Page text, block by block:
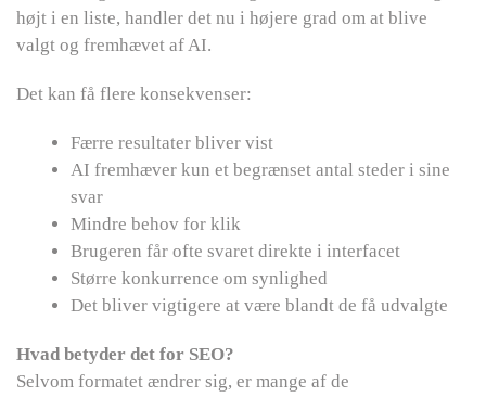
højt i en liste, handler det nu i højere grad om at blive
valgt og fremhævet af AI.
Det kan få flere konsekvenser:
Færre resultater bliver vist
AI fremhæver kun et begrænset antal steder i sine
svar
Mindre behov for klik
Brugeren får ofte svaret direkte i interfacet
Større konkurrence om synlighed
Det bliver vigtigere at være blandt de få udvalgte
Hvad betyder det for SEO?
Selvom formatet ændrer sig, er mange af de